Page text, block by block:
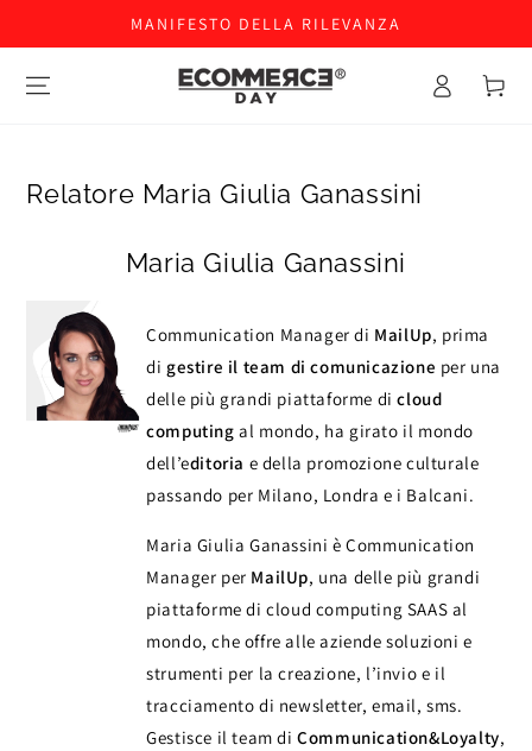
MANIFESTO DELLA RILEVANZA
Accesso Carello
Relatore Maria Giulia Ganassini
Maria Giulia Ganassini
Communication Manager di MailUp, prima
di gestire il team di comunicazione per una
delle più grandi piattaforme dicloud
computing al mondo, ha girato il mondo
dell’editoria e della promozione culturale
passando per Milano, Londra e i Balcani.
Maria Giulia Ganassini è Communication
Manager per MailUp, una delle più grandi
piattaforme di cloud computing SAAS al
mondo, che offre alle aziende soluzioni e
strumenti per la creazione, l’invio e il
tracciamento di newsletter, email, sms.
Gestisce il team diCommunication&Loyalty,